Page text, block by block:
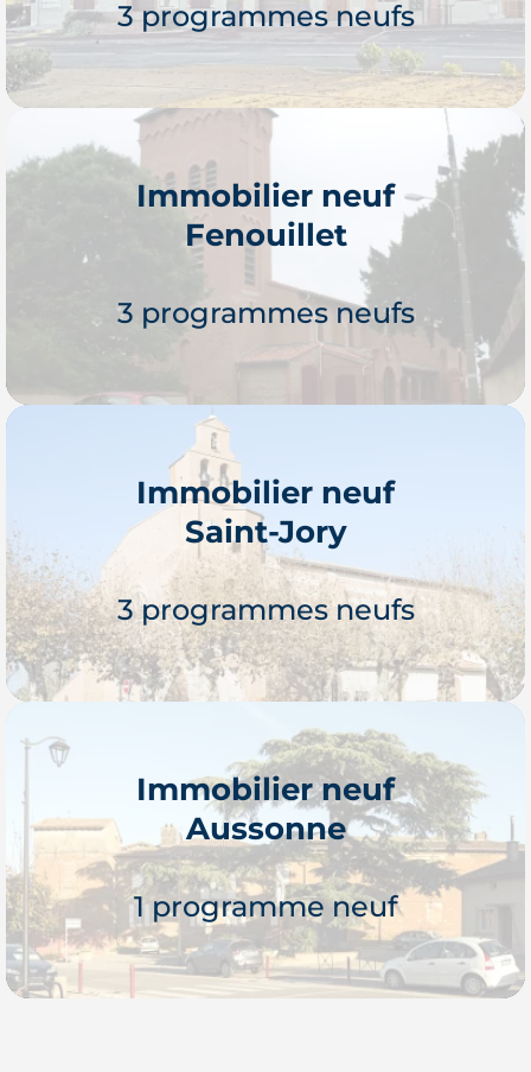
3 programmes neufs
Immobilier neuf
Fenouillet
3 programmes neufs
Je découvre
Immobilier neuf
Saint-Jory
3 programmes neufs
Je découvre
Immobilier neuf
Aussonne
1 programme neuf